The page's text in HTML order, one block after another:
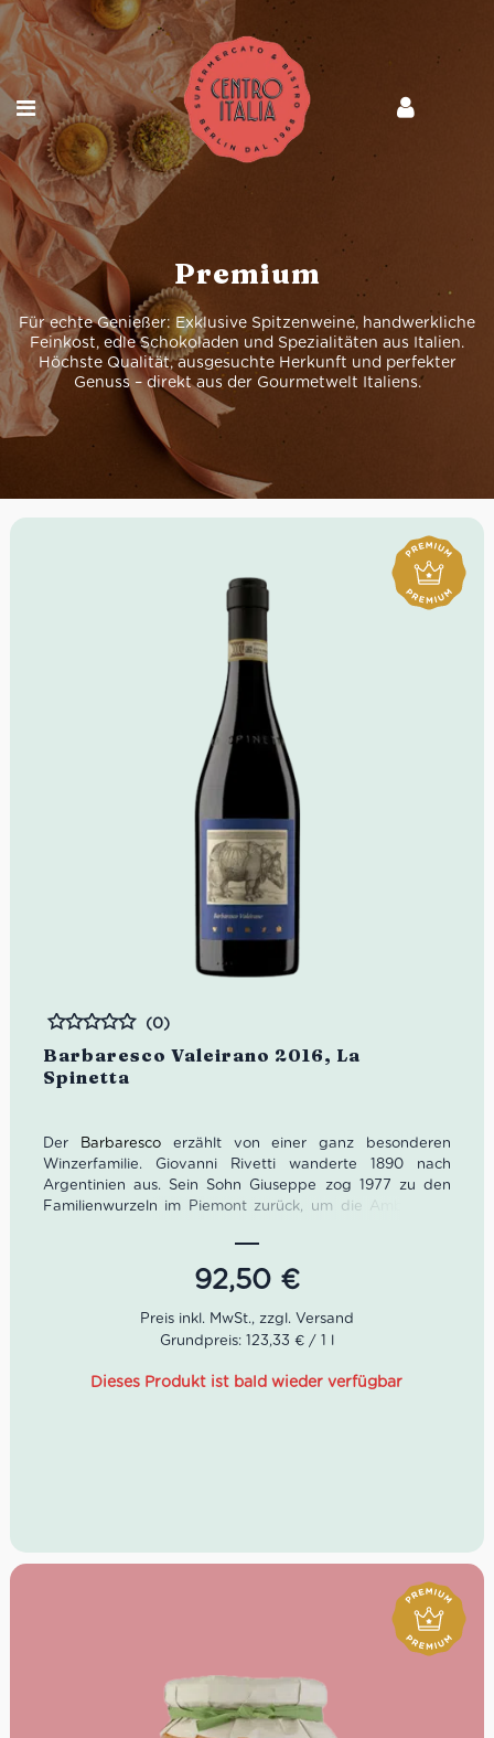
Premium
Für echte Genießer: Exklusive Spitzenweine, handwerkliche
Feinkost, edle Schokoladen und Spezialitäten aus Italien.
Höchste Qualität, ausgesuchte Herkunft und perfekter
Genuss – direkt aus der Gourmetwelt Italiens.
Barbaresco Valeirano 2016, La
Spinetta
Bewertet
(0)
Der Barbaresco erzählt von einer ganz besonderen
Winzerfamilie. Giovanni Rivetti wanderte 1890 nach
Argentinien aus. Sein Sohn Giuseppe zog 1977 zu den
Familienwurzeln im Piemont zurück, um die Ambitionen
erzielten 1989 endlich den ersten großen Erfolg. Zu Ehren
markierten sie einen Meilenstein in ihrer
Dieser Barbaresco von La Spinetta ist ein exklusives
Genussmittel von der vielleicht besten Cru-Lage
Valeirano bei Treiso. Dementsprechend gönnte man ihm
nach der Lese eine Sonderbehandlung: Malolaktische
Geschmack: intensiv, konzentriert, komplex
92,50 €
Grundpreis: 123,33 € / 1 l
Dieses Produkt ist bald wieder verfügbar